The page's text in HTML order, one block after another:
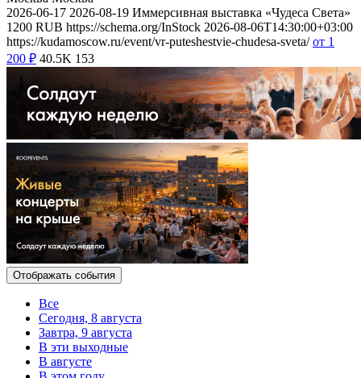
2026-06-17 2026-08-19 Иммерсивная выставка «Чудеса Света»
1200 RUB https://schema.org/InStock 2026-08-06T14:30:00+03:00
https://kudamoscow.ru/event/vr-puteshestvie-chudesa-sveta/ от 1
200 ₽ 40.5K 153
Отображать события
Все
Сегодня, 8 августа
Завтра, 9 августа
В эти выходные
В августе